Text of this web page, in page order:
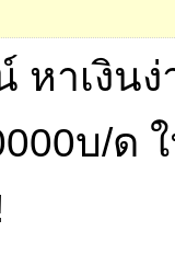
หาเงินง่
บ/ด